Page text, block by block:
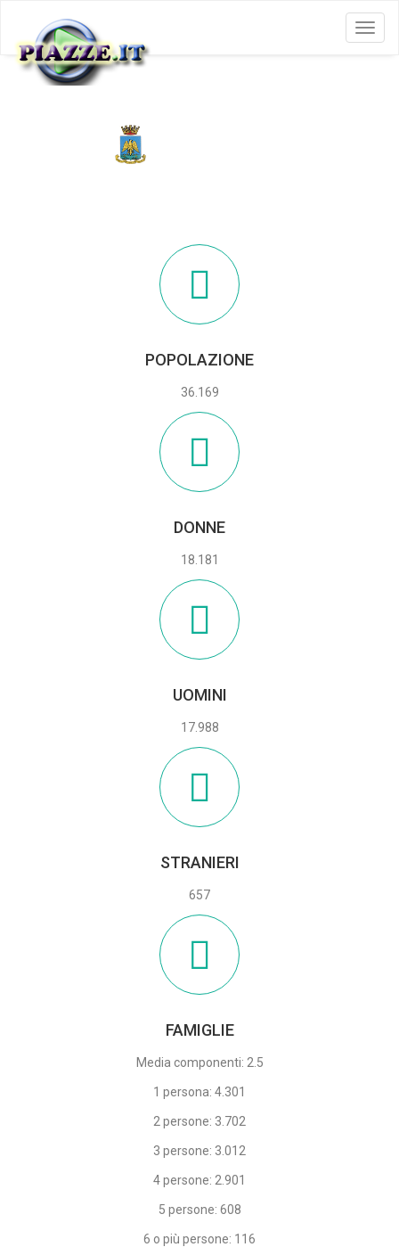
Menu
POPOLAZIONE
36.169
DONNE
18.181
UOMINI
17.988
STRANIERI
657
FAMIGLIE
Media componenti: 2.5
1 persona: 4.301
2 persone: 3.702
3 persone: 3.012
4 persone: 2.901
5 persone: 608
6 o più persone: 116